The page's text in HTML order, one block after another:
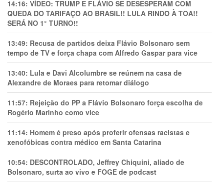
14:16: VÍDEO: TRUMP E FLÁVIO SE DESESPERAM COM
QUEDA DO TARIFAÇO AO BRASIL!! LULA RINDO À TOA!!
SERÁ NO 1° TURNO!!
13:49: Recusa de partidos deixa Flávio Bolsonaro sem
tempo de TV e força chapa com Alfredo Gaspar para vice
13:40: Lula e Davi Alcolumbre se reúnem na casa de
Alexandre de Moraes para retomar diálogo
11:57: Rejeição do PP a Flávio Bolsonaro força escolha de
Rogério Marinho como vice
11:14: Homem é preso após proferir ofensas racistas e
xenofóbicas contra médico em Santa Catarina
10:54: DESCONTROLADO, Jeffrey Chiquini, aliado de
Bolsonaro, surta ao vivo e FOGE de podcast